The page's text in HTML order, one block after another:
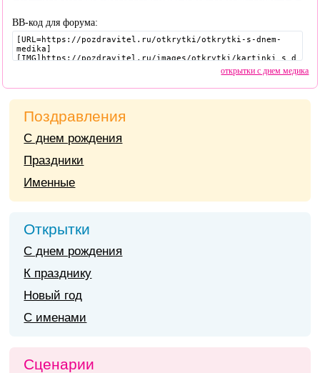
BB-код для форума:
открытки с днем медика
Поздравления
С днем рождения
Праздники
Именные
Открытки
С днем рождения
К празднику
Новый год
С именами
Сценарии